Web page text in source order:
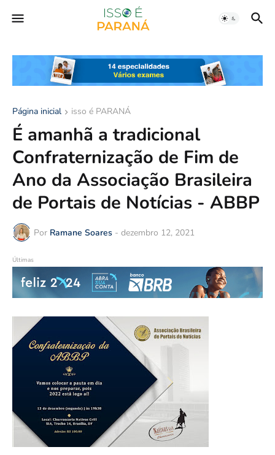
Página inicial isso é PARANÁ
É amanhã a tradicional
Confraternização de Fim de
Ano da Associação Brasileira
de Portais de Notícias - ABBP
Por Ramane Soares - dezembro 12, 2021
Últimas